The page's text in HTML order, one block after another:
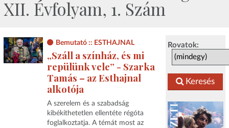
XII. Évfolyam, 1. Szám
Rovatok:
Keresés
Bemutató :: ESTHAJNAL
„Száll a színház, és mi
repülünk vele” - Szarka
Tamás – az Esthajnal
alkotója
A szerelem és a szabadság
kibékíthetetlen ellentéte régóta
foglalkoztatja. A témát most az